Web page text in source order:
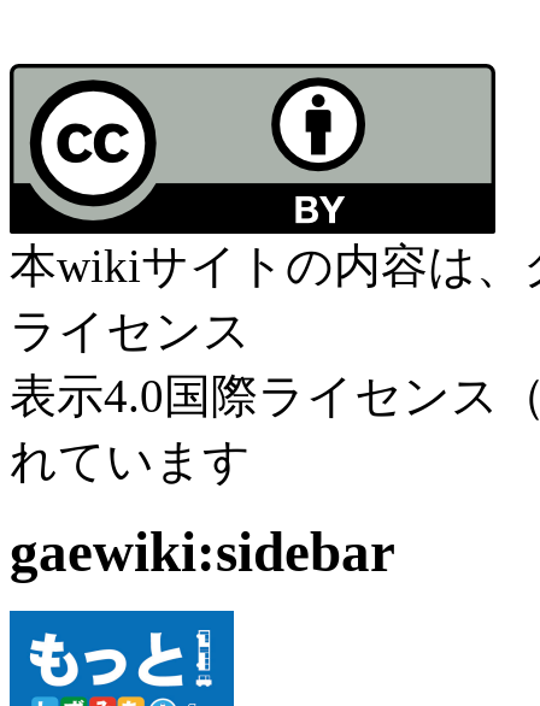
本wikiサイトの内容は
ライセンス
表示4.0国際ライセンス
れています
gaewiki:sidebar